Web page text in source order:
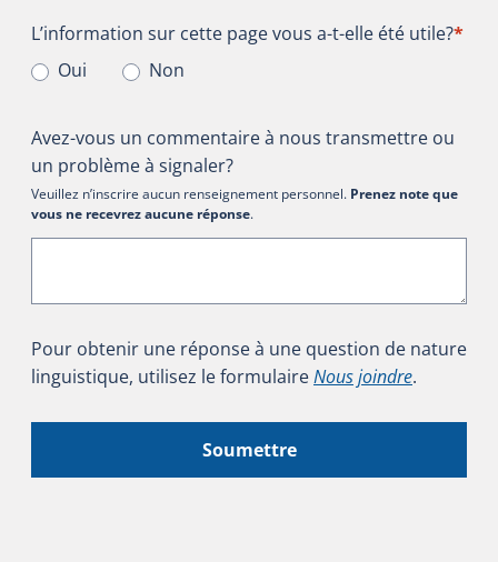
L’information sur cette page vous a-t-elle été utile?
L’information sur cette page vous a-t-elle été utile?*
Oui
Non
Avez-vous un commentaire à nous transmettre ou
un problème à signaler?
Veuillez n’inscrire aucun renseignement personnel. Prenez note que
vous ne recevrez aucune réponse.
Pour obtenir une réponse à une question de nature
linguistique, utilisez le formulaireNous joindre.
Soumettre